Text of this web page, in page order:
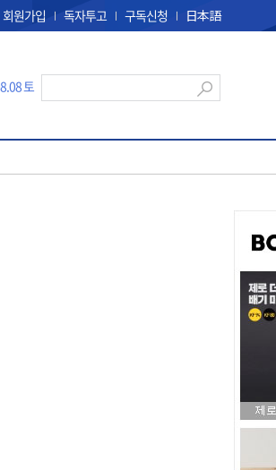
회원가입 독자투고 구독신청 日本語
토